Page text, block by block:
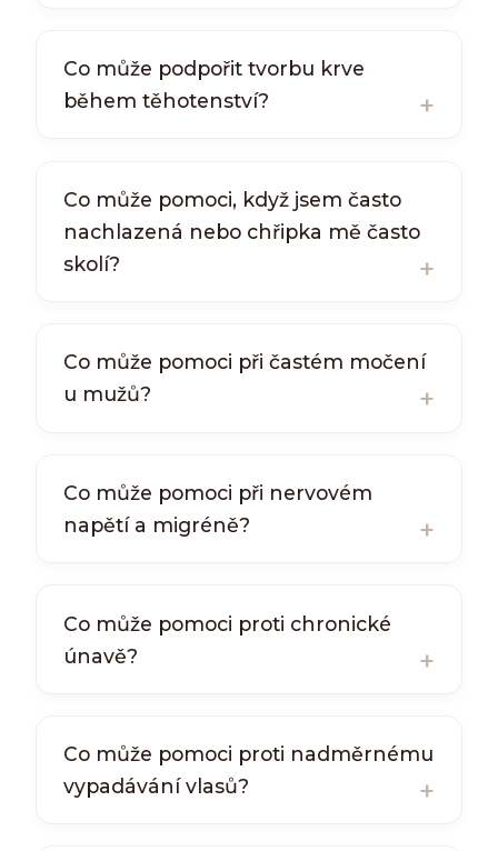
Co může podpořit tvorbu krve
během těhotenství?
Co může pomoci, když jsem často
nachlazená nebo chřipka mě často
skolí?
Co může pomoci při častém močení
u mužů?
Co může pomoci při nervovém
napětí a migréně?
Co může pomoci proti chronické
únavě?
Co může pomoci proti nadměrnému
vypadávání vlasů?